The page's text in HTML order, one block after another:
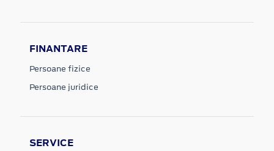
FINANTARE
Persoane fizice
Persoane juridice
SERVICE